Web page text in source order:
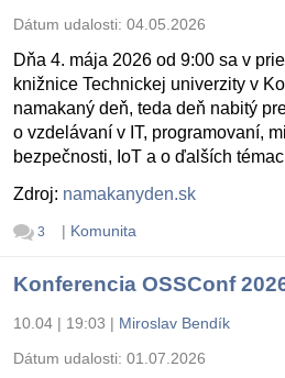
Dátum udalosti: 04.05.2026
Dňa 4. mája 2026 od 9:00 sa v
knižnice Technickej univerzity v
namakaný deň, teda deň nabitý
o vzdelávaní v IT, programovaní,
bezpečnosti, IoT a o ďalších
Zdroj: namakanyden.sk
3 | Komunita
Konferencia OSSConf
10.04 | 19:03 | Miroslav Bendík
Dátum udalosti: 01.07.2026